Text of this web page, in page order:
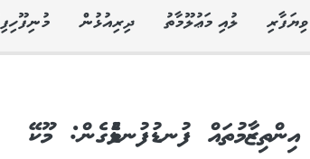
ވިޔަފާރި ލުއި މަޢުލޫމާތު ދިރިއުޅުން
ފުނޑުފުނޑުވެގެން: މޫކޭ